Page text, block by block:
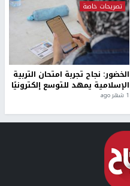
تصريحات خاصة
الخضور: نجاح تجربة امتحان التربية
الإسلامية يمهد للتوسع إلكترونيًا
1 شهر ago